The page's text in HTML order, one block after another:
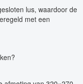
lus, waardoor de
met een